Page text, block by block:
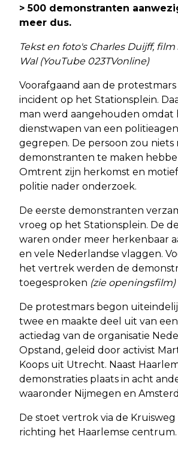
> 500 demonstranten
meer dus.
Tekst en foto's Charles Duijff,
Wal (YouTube 023TVonline)
Voorafgaand aan de
incident op het Stationsplein.
man werd aangehouden omdat
dienstwapen van een
gegrepen. De persoon zou niets
demonstranten te maken
Omtrent zijn herkomst en
politie nader onderzoek.
De eerste demonstranten
vroeg op het Stationsplein. De
waren onder meer herkenbaar
en vele Nederlandse vlaggen.
het vertrek werden de
toegesproken (zie openingsfilm)
De protestmars begon
twee en maakte deel uit van
actiedag van de organisatie
Opstand, geleid door activist
Koops uit Utrecht. Naast
demonstraties plaats in acht
waaronder Nijmegen en
De stoet vertrok via de Kruisweg
richting het Haarlemse centrum.